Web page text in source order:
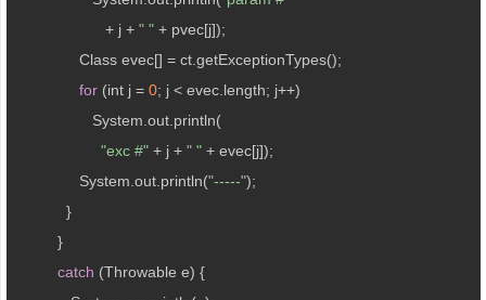
                     + j +
" " + pvec[j]);
               Class evec[] = ct.getExceptionTypes();
for (int j = 0; j < evec.length; j++)
                  System.out.println(
"exc #" + j + " " + evec[j]);
               System.out.println(
"-----");
            }
          }
catch (Throwable e) {